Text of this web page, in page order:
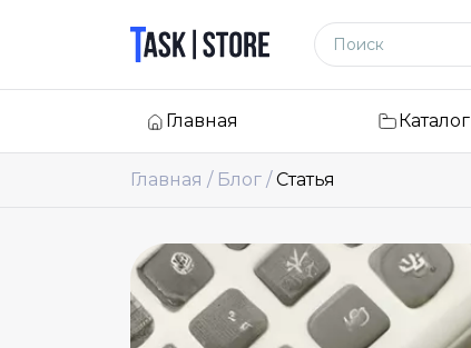
Логотип
Поиск по сайту
Главная Каталог
Главная Блог Статья